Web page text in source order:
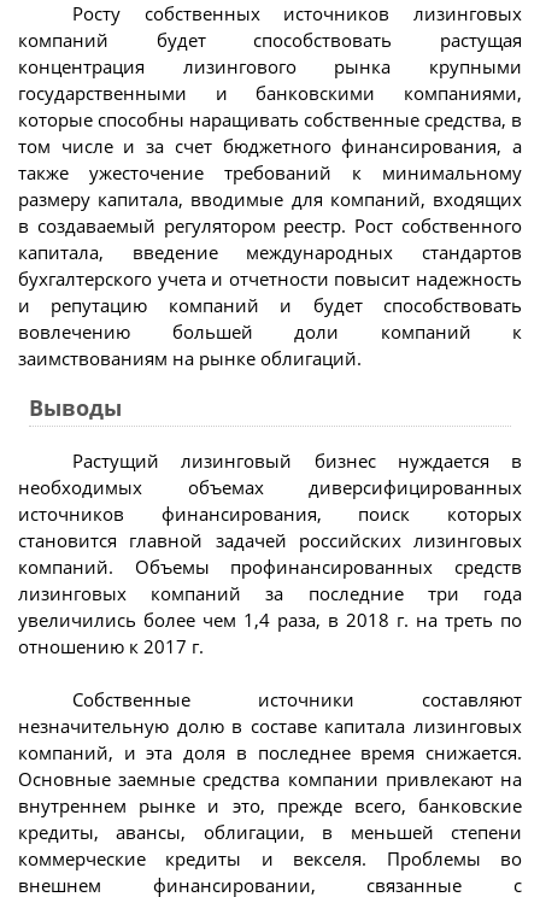
Росту собственных источников лизинговых
компаний будет способствовать растущая
концентрация лизингового рынка крупными
государственными и банковскими компаниями,
которые способны наращивать собственные средства, в
том числе и за счет бюджетного финансирования, а
также ужесточение требований к минимальному
размеру капитала, вводимые для компаний, входящих
в создаваемый регулятором реестр. Рост собственного
капитала, введение международных стандартов
бухгалтерского учета и отчетности повысит надежность
и репутацию компаний и будет способствовать
вовлечению большей доли компаний к
заимствованиям на рынке облигаций.
Выводы
Растущий лизинговый бизнес нуждается в
необходимых объемах диверсифицированных
источников финансирования, поиск которых
становится главной задачей российских лизинговых
компаний. Объемы профинансированных средств
лизинговых компаний за последние три года
увеличились более чем 1,4 раза, в 2018 г. на треть по
отношению к 2017 г.
Собственные источники составляют
незначительную долю в составе капитала лизинговых
компаний, и эта доля в последнее время снижается.
Основные заемные средства компании привлекают на
внутреннем рынке и это, прежде всего, банковские
кредиты, авансы, облигации, в меньшей степени
коммерческие кредиты и векселя. Проблемы во
внешнем финансировании, связанные с